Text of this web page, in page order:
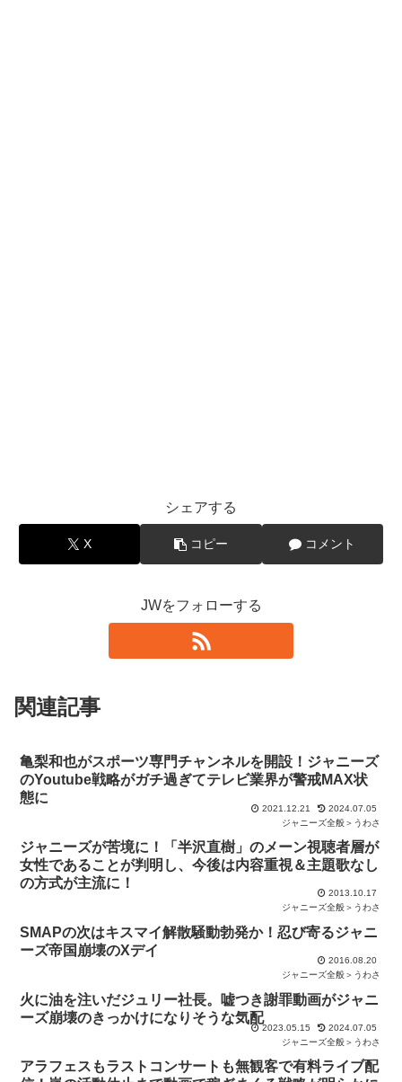
シェアする
X コピー コメント
JWをフォローする
関連記事
亀梨和也がスポーツ専門チャンネルを開設！ジャニーズ
のYoutube戦略がガチ過ぎてテレビ業界が警戒MAX状
態に
2021.12.21
2024.07.05
ジャニーズ全般＞うわさ
ジャニーズが苦境に！「半沢直樹」のメーン視聴者層が
女性であることが判明し、今後は内容重視＆主題歌なし
の方式が主流に！
2013.10.17
ジャニーズ全般＞うわさ
SMAPの次はキスマイ解散騒動勃発か！忍び寄るジャニ
ーズ帝国崩壊のXデイ
2016.08.20
ジャニーズ全般＞うわさ
火に油を注いだジュリー社長。嘘つき謝罪動画がジャニ
ーズ崩壊のきっかけになりそうな気配
2023.05.15
2024.07.05
ジャニーズ全般＞うわさ
アラフェスもラストコンサートも無観客で有料ライブ配